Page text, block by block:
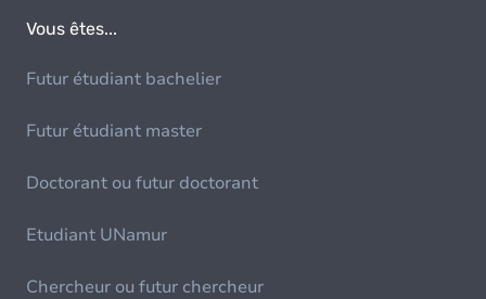
Vous êtes...
Futur étudiant bachelier
Futur étudiant master
Doctorant ou futur doctorant
Etudiant UNamur
Chercheur ou futur chercheur